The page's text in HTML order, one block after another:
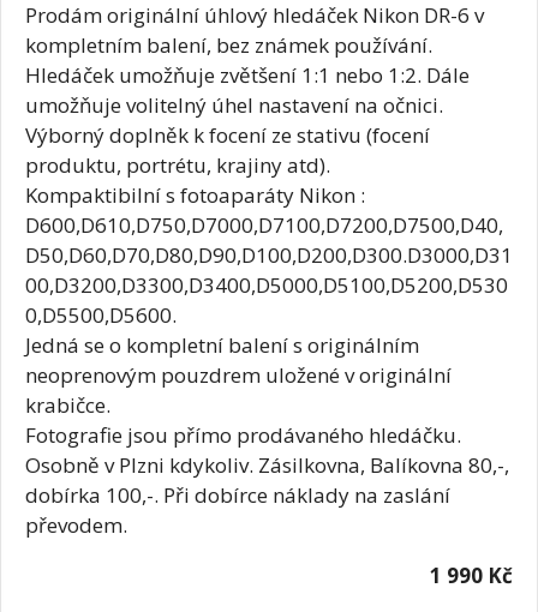
Prodám originální úhlový hledáček Nikon DR-6 v
kompletním balení, bez známek používání.
Hledáček umožňuje zvětšení 1:1 nebo 1:2. Dále
umožňuje volitelný úhel nastavení na očnici.
Výborný doplněk k focení ze stativu (focení
produktu, portrétu, krajiny atd).
Kompaktibilní s fotoaparáty Nikon :
D600,D610,D750,D7000,D7100,D7200,D7500,D40,
D50,D60,D70,D80,D90,D100,D200,D300.D3000,D31
00,D3200,D3300,D3400,D5000,D5100,D5200,D530
0,D5500,D5600.
Jedná se o kompletní balení s originálním
neoprenovým pouzdrem uložené v originální
krabičce.
Fotografie jsou přímo prodávaného hledáčku.
Osobně v Plzni kdykoliv. Zásilkovna, Balíkovna 80,-,
dobírka 100,-. Při dobírce náklady na zaslání
převodem.
1 990 Kč